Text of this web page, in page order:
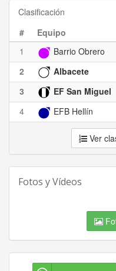
Clasificación
#
Equipo
1
Barrio Obrero
2
Albacete
3
EF San Miguel
4
EFB Hellín
Ver
Fotos y Vídeos